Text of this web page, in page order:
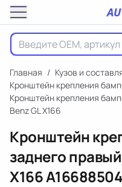
Главная / Кузов и
Кронштейн крепления
Кронштейн крепления
Benz GL X166
Кронштейн
заднего
X166